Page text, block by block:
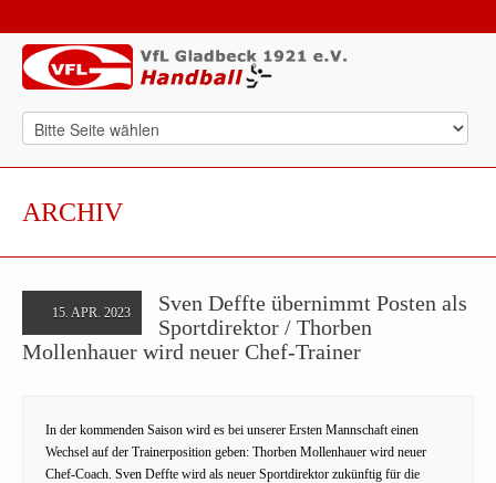
ARCHIV
15. APR. 2023
Sven Deffte übernimmt Posten als
Sportdirektor / Thorben
Mollenhauer wird neuer Chef-Trainer
In der kommenden Saison wird es bei unserer Ersten Mannschaft einen
Wechsel auf der Trainerposition geben: Thorben Mollenhauer wird neuer
Chef-Coach. Sven Deffte wird als neuer Sportdirektor zukünftig für die